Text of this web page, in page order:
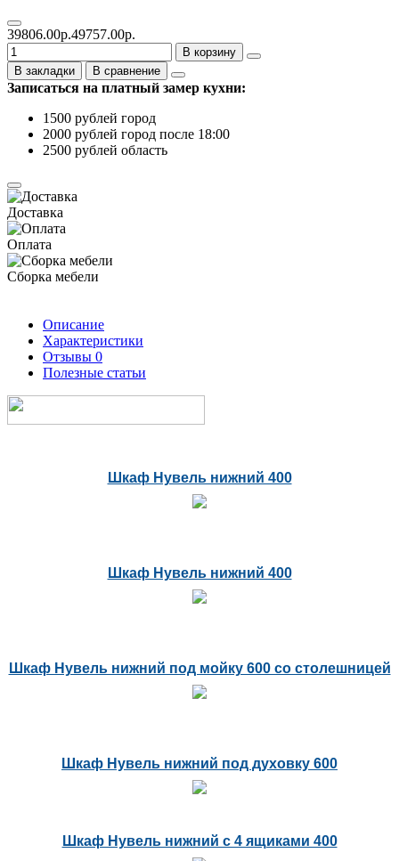
39806.00р.49757.00р.
В корзину
В закладки
В сравнение
Записаться на платный замер кухни:
1500 рублей город
2000 рублей город после 18:00
2500 рублей область
Доставка
Оплата
Сборка мебели
Описание
Характеристики
Отзывы 0
Полезные статьи
Шкаф Нувель нижний 400
Шкаф Нувель нижний 400
Шкаф Нувель нижний под мойку 600 со столешницей
Шкаф Нувель нижний под духовку 600
Шкаф Нувель нижний с 4 ящиками 400